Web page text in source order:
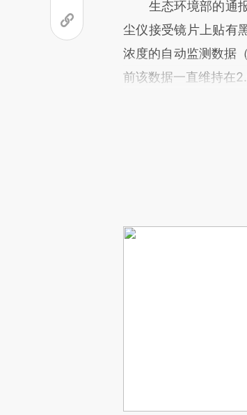
生态环境部的通
尘仪接受镜片上贴有
浓度的自动监测数据
前该数据一直维持在